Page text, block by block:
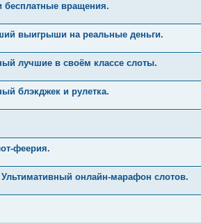
бесплатные вращения.
выигрыши на реальные деньги.
лучшие в своём классе слоты.
блэкджек и рулетка.
феерия.
онлайн-марафон слотов.